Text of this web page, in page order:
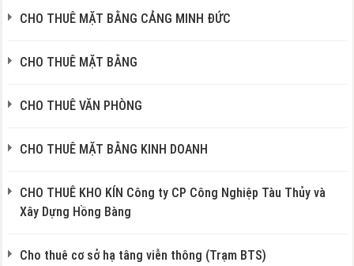
CHO THUÊ MẶT BẰNG CẢNG MINH ĐỨC
CHO THUÊ MẶT BẰNG
CHO THUÊ VĂN PHÒNG
CHO THUÊ MẶT BẰNG KINH DOANH
CHO THUÊ KHO KÍN Công ty CP Công Nghiệp Tàu Thủy và
Xây Dựng Hồng Bàng
Cho thuê cơ sở hạ tâng viễn thông (Trạm BTS)